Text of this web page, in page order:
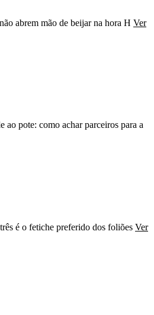
abrem mão de beijar na hora H Ver
ao pote: como achar parceiros para a
é o fetiche preferido dos foliões Ver